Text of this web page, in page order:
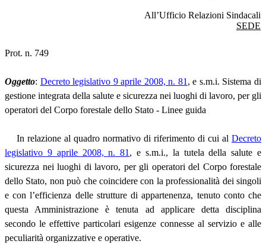
All’Ufficio Relazioni Sindacali
SEDE
Prot. n. 749
Oggetto: Decreto legislativo 9 aprile 2008, n. 81 , e s.m.i. Sistema di
gestione integrata della salute e sicurezza nei luoghi di lavoro, per gli
operatori del Corpo forestale dello Stato - Linee guida
In relazione al quadro normativo di riferimento di cui al Decreto
legislativo 9 aprile 2008, n. 81 , e s.m.i., la tutela della salute e
sicurezza nei luoghi di lavoro, per gli operatori del Corpo forestale
dello Stato, non può che coincidere con la professionalità dei singoli
e con l’efficienza delle strutture di appartenenza, tenuto conto che
questa Amministrazione è tenuta ad applicare detta disciplina
secondo le effettive particolari esigenze connesse al servizio e alle
peculiarità organizzative e operative.